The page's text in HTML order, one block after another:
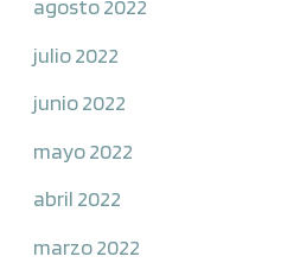
agosto 2022
julio 2022
junio 2022
mayo 2022
abril 2022
marzo 2022